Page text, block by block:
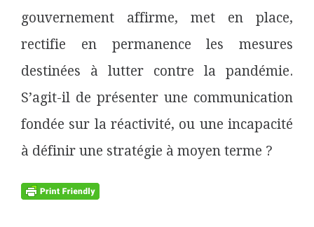
gouvernement affirme, met en place,
rectifie en permanence les mesures
destinées à lutter contre la pandémie.
S’agit-il de présenter une communication
fondée sur la réactivité, ou une incapacité
à définir une stratégie à moyen terme ?